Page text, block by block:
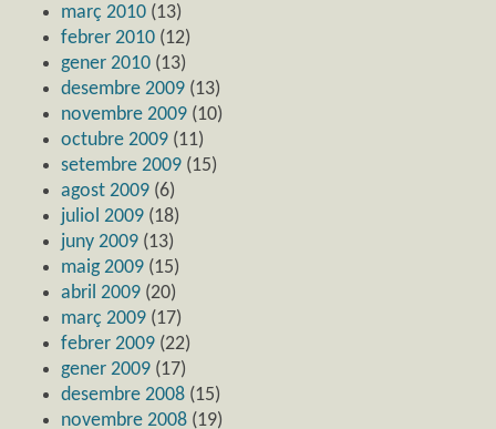
març 2010 (13)
febrer 2010 (12)
gener 2010 (13)
desembre 2009 (13)
novembre 2009 (10)
octubre 2009 (11)
setembre 2009 (15)
agost 2009 (6)
juliol 2009 (18)
juny 2009 (13)
maig 2009 (15)
abril 2009 (20)
març 2009 (17)
febrer 2009 (22)
gener 2009 (17)
desembre 2008 (15)
novembre 2008 (19)